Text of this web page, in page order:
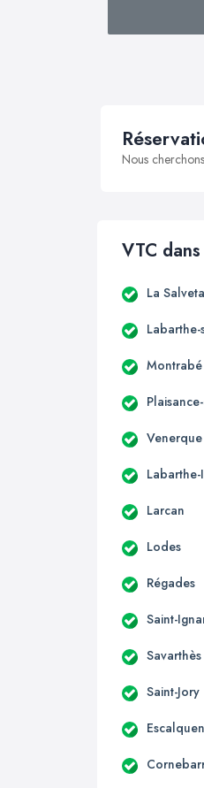
Nous
VTC
La
Labarthe-
Montrabé
Venerque
Larcan
Lodes
Régades
Saint-
Savarthès
Saint-Jory